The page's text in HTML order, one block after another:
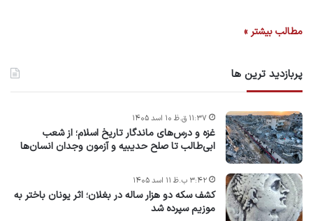
مطالب بیشتر »
پربازدید ترین ها
غزه و درس‌های ماندگار تاریخ اسلام؛ از شعب
ابی‌طالب تا صلح حدیبیه و آزمون وجدان انسان‌ها
۱۱:۳۷ ق.ظ ۱۰ اسد ۱۴۰۵
کشف سکه دو هزار ساله در بغلان؛ اثر یونان باختر به
موزیم سپرده شد
۳:۴۲ ب.ظ ۱۱ اسد ۱۴۰۵